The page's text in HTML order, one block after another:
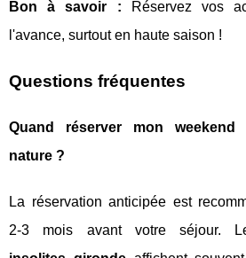
Bon à savoir : Réservez vos
l'avance, surtout en haute saison !
Questions fréquentes
Quand réserver mon weekend
nature ?
La réservation anticipée est
2-3 mois avant votre séjour.